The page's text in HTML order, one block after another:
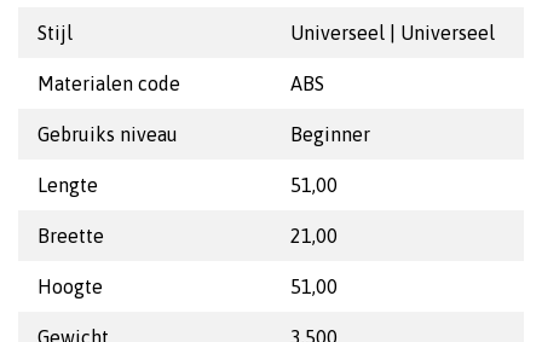
Stijl Universeel | Universeel
Materialen code ABS
Gebruiks niveau Beginner
Lengte 51,00
Breette 21,00
Hoogte 51,00
Gewicht 3,500